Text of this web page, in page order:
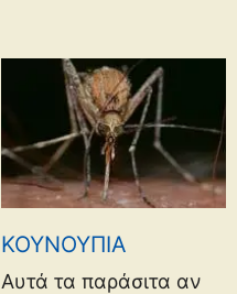
ΚΟΥΝΟΥΠΙΑ
Αυτά τα παράσιτα αν